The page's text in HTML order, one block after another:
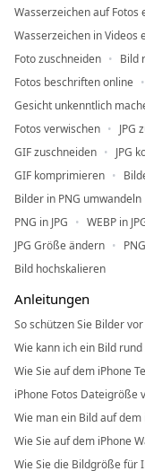
Wasserzeichen auf Fotos
Wasserzeichen in Videos
Foto zuschneiden
Bild
Fotos beschriften online
Gesicht unkenntlich
Fotos verwischen
JPG
GIF zuschneiden
JPG
GIF komprimieren
Bilder in PNG umwandeln
PNG in JPG
WEBP in
JPG Größe ändern
Bild hochskalieren
Anleitungen
So schützen Sie Bilder
Wie kann ich ein Bild
Wie Sie auf dem iPhone
iPhone Fotos Dateigröße
Wie man ein Bild auf
Wie Sie auf dem iPhone
Wie Sie die Bildgröße für